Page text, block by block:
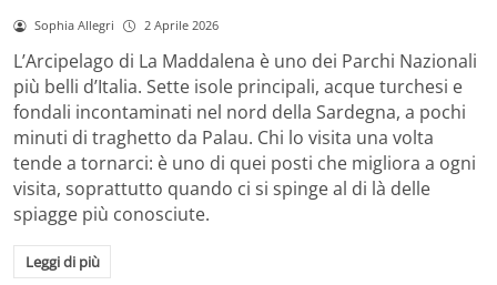
Sophia Allegri 2 Aprile 2026
L’Arcipelago di La Maddalena è uno dei Parchi Nazionali
più belli d’Italia. Sette isole principali, acque turchesi e
fondali incontaminati nel nord della Sardegna, a pochi
minuti di traghetto da Palau. Chi lo visita una volta
tende a tornarci: è uno di quei posti che migliora a ogni
visita, soprattutto quando ci si spinge al di là delle
spiagge più conosciute.
Leggi di più